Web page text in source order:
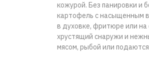
кожурой. Без панировки и
картофель с насыщенным
в духовке, фритюре или
хрустящий снаружи и
мясом, рыбой или